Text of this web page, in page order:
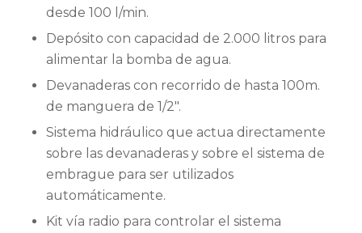
desde 100 l/min.
Depósito con capacidad de 2.000 litros para
alimentar la bomba de agua.
Devanaderas con recorrido de hasta 100m.
de manguera de 1/2″.
Sistema hidráulico que actua directamente
sobre las devanaderas y sobre el sistema de
embrague para ser utilizados
automáticamente.
Kit vía radio para controlar el sistema